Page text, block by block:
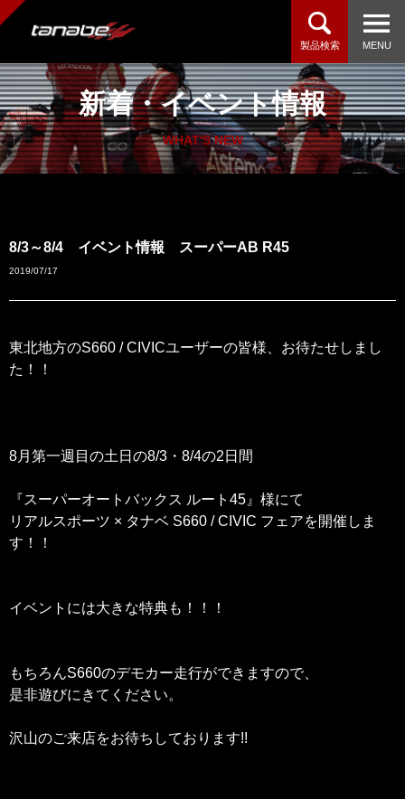
製品検索 MENU
新着・イベント情報
WHAT'S NEW
8/3～8/4 イベント情報 スーパーAB R45
2019/07/17
東北地方のS660 / CIVICユーザーの皆様、お待たせしまし
た！！
8月第一週目の土日の8/3・8/4の2日間
『スーパーオートバックス ルート45』 様にて
リアルスポーツ × タナベ S660 / CIVIC フェアを開催しま
す！！
イベントには大きな特典も！！！
もちろんS660のデモカー走行ができますので、
是非遊びにきてください。
沢山のご来店をお待ちしております!!